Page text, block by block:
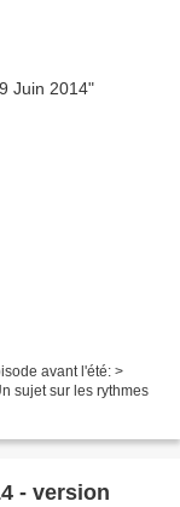
avant l'été: >
sujet sur les rythmes
- version